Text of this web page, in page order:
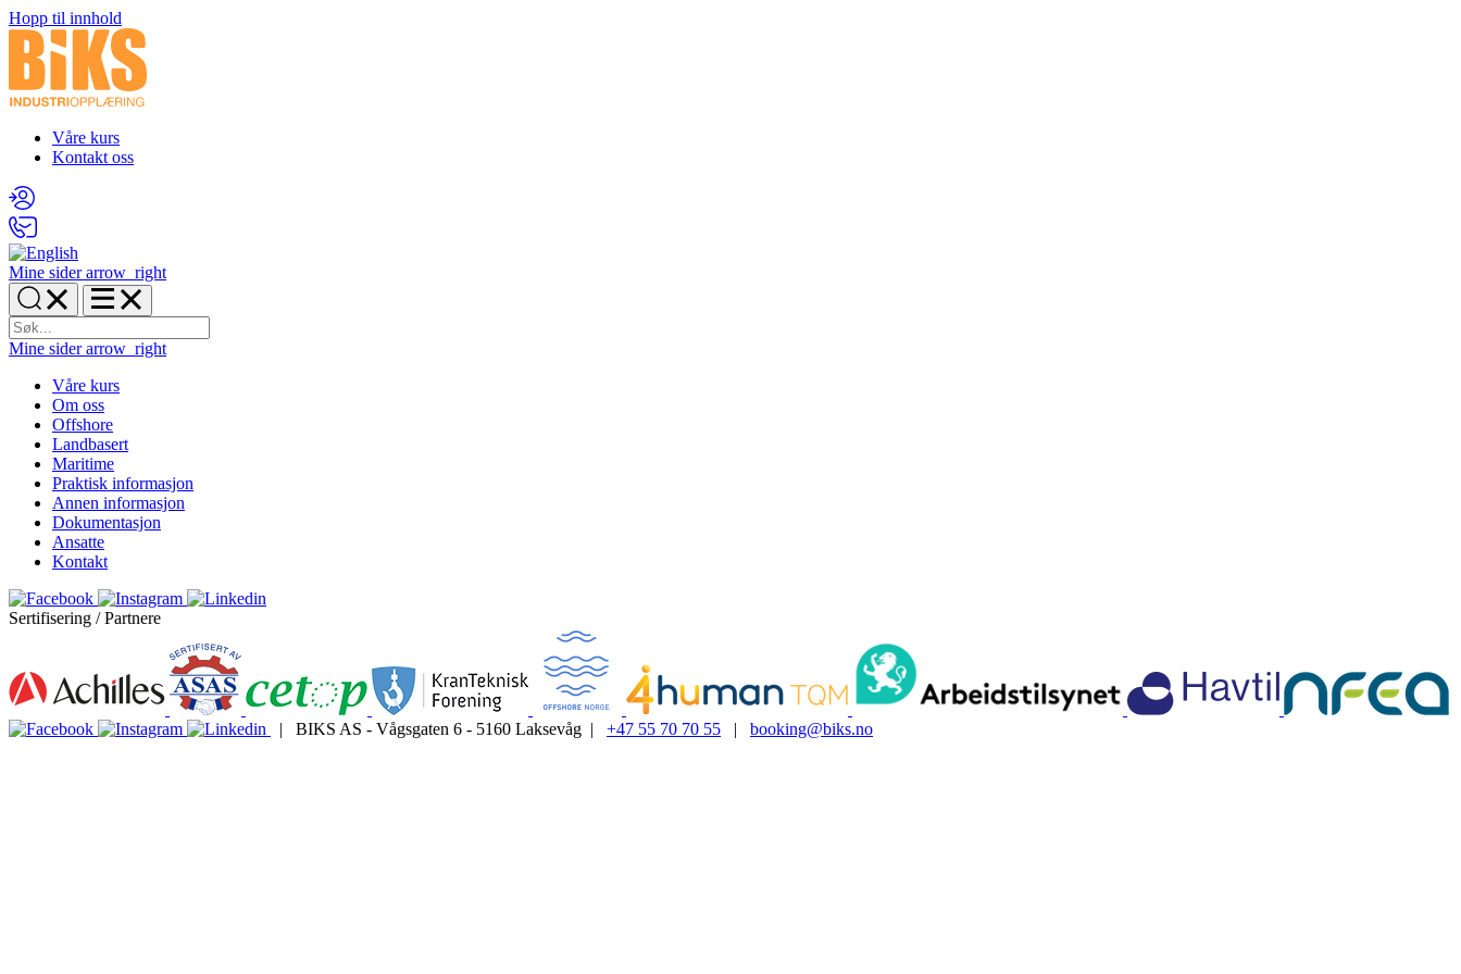
Hopp til innhold
Våre kurs
Kontakt oss
Mine sider arrow_right
Mine sider arrow_right
Våre kurs
Om oss
Offshore
Landbasert
Maritime
Praktisk informasjon
Annen informasjon
Dokumentasjon
Ansatte
Kontakt
Sertifisering / Partnere
| BIKS AS - Vågsgaten 6 - 5160 Laksevåg | +47 55 70 70 55 | booking@biks.no